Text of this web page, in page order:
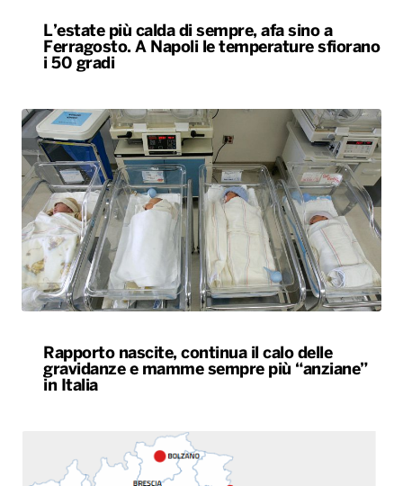
L’estate più calda di sempre, afa sino a
Ferragosto. A Napoli le temperature sfiorano
i 50 gradi
Rapporto nascite, continua il calo delle
gravidanze e mamme sempre più “anziane”
in Italia